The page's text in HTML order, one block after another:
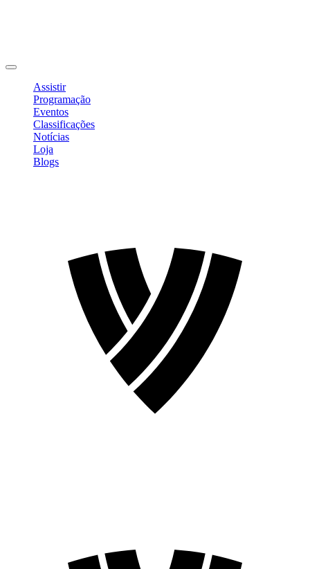
Assistir
Programação
Eventos
Classificações
Notícias
Loja
Blogs